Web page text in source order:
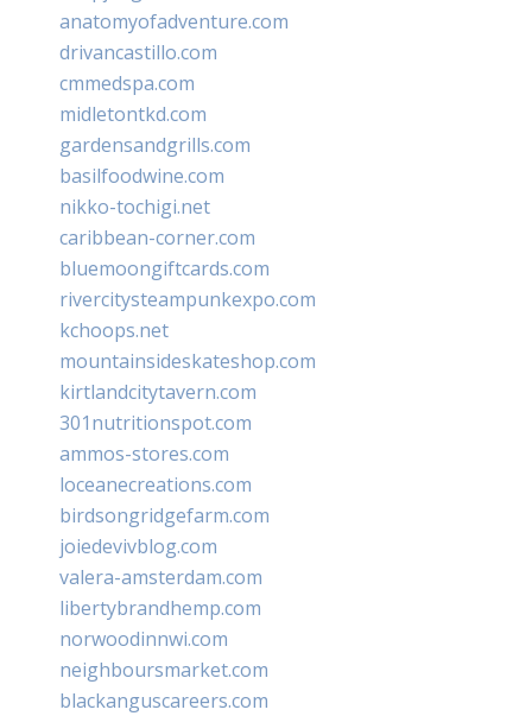
anatomyofadventure.com
drivancastillo.com
cmmedspa.com
midletontkd.com
gardensandgrills.com
basilfoodwine.com
nikko-tochigi.net
caribbean-corner.com
bluemoongiftcards.com
rivercitysteampunkexpo.com
kchoops.net
mountainsideskateshop.com
kirtlandcitytavern.com
301nutritionspot.com
ammos-stores.com
loceanecreations.com
birdsongridgefarm.com
joiedevivblog.com
valera-amsterdam.com
libertybrandhemp.com
norwoodinnwi.com
neighboursmarket.com
blackanguscareers.com